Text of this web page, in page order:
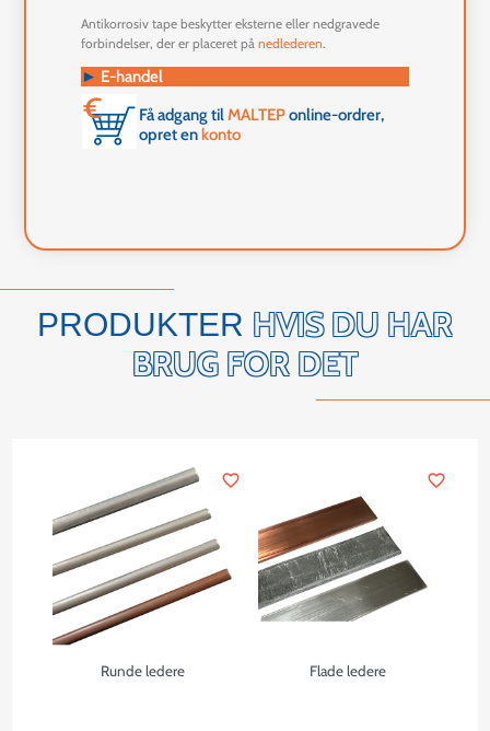
Antikorrosiv tape beskytter eksterne eller nedgravede
forbindelser, der er placeret pånedlederen.
► E-handel
Få adgang tilMALTEPonline-ordrer,
opret en konto
PRODUKTER HVIS DU HAR
BRUG FOR DET
Runde ledere
favorite_border
Flade ledere
favorite_border